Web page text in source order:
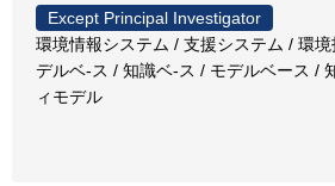
Except Principal Investigator
環境情報システム / 支援システム / 環
デルベ-ス / 知識ベ-ス / モデルベース /
ィモデル